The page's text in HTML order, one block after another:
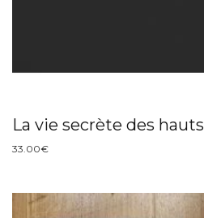
La vie secrète des hauts
33.00€